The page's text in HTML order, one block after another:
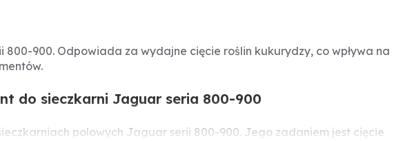
900. Odpowiada za wydajne cięcie roślin kukurydzy, co wpływa na
do sieczkarni Jaguar seria 800-900
polowych Jaguar serii 800-900. Jego zadaniem jest cięcie